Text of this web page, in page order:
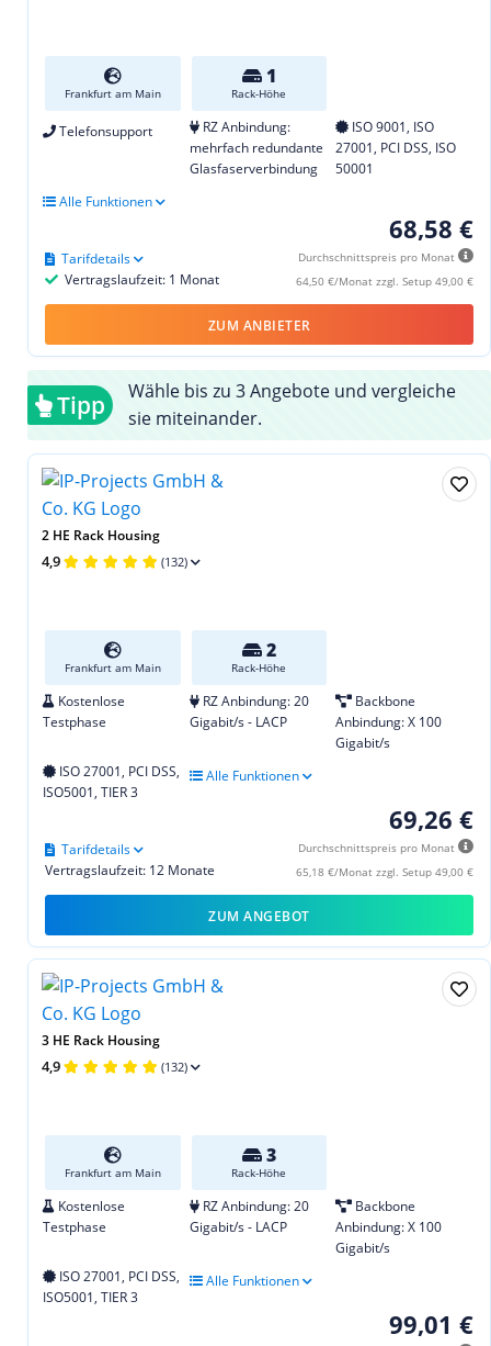
Frankfurt am Main
1
Rack-Höhe
Telefonsupport
RZ Anbindung:
mehrfach redundante
Glasfaserverbindung
ISO 9001, ISO
27001, PCI DSS, ISO
50001
Alle Funktionen
68,58 €
Durchschnittspreis pro Monat
64,50 €/Monat zzgl. Setup 49,00 €
Vertragslaufzeit: 1 Monat
Tarifdetails
ZUM ANBIETER
Tipp
Wähle bis zu 3 Angebote und vergleiche
sie miteinander.
2 HE Rack Housing
4,9 (132)
Frankfurt am Main
2
Rack-Höhe
Kostenlose
Testphase
RZ Anbindung: 20
Gigabit/s - LACP
Backbone
Anbindung: X 100
Gigabit/s
ISO 27001, PCI DSS,
ISO5001, TIER 3
Alle Funktionen
69,26 €
Durchschnittspreis pro Monat
65,18 €/Monat zzgl. Setup 49,00 €
Vertragslaufzeit: 12 Monate
Tarifdetails
ZUM ANGEBOT
3 HE Rack Housing
4,9 (132)
Frankfurt am Main
3
Rack-Höhe
Kostenlose
Testphase
RZ Anbindung: 20
Gigabit/s - LACP
Backbone
Anbindung: X 100
Gigabit/s
ISO 27001, PCI DSS,
ISO5001, TIER 3
Alle Funktionen
99,01 €